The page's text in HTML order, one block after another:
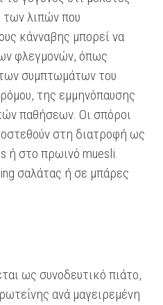
των λιπών που
κάνναβης μπορεί να
φλεγμονών, όπως
συμπτωμάτων του
της εμμηνόπαυσης
παθήσεων. Οι σπόροι
στη διατροφή ως
ή στο πρωινό muesli.
σαλάτας ή σε μπάρες
ως συνοδευτικό πιάτο,
ανά μαγειρεμένη